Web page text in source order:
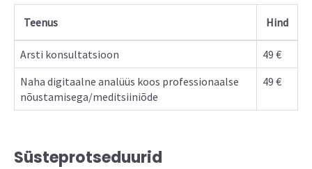
Teenus Hind
Arsti konsultatsioon
49 €
Naha digitaalne analüüs koos professionaalse
nõustamisega/meditsiiniõde
49 €
Süsteprotseduurid